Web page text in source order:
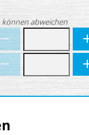
abweichen